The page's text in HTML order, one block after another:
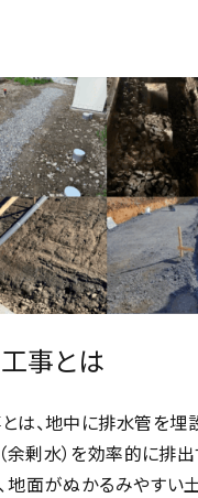
事とは
は、地中に排水管を埋
余剰水）を効率的に排出
地面がぬかるみやすい